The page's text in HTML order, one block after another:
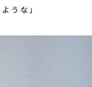
うな」